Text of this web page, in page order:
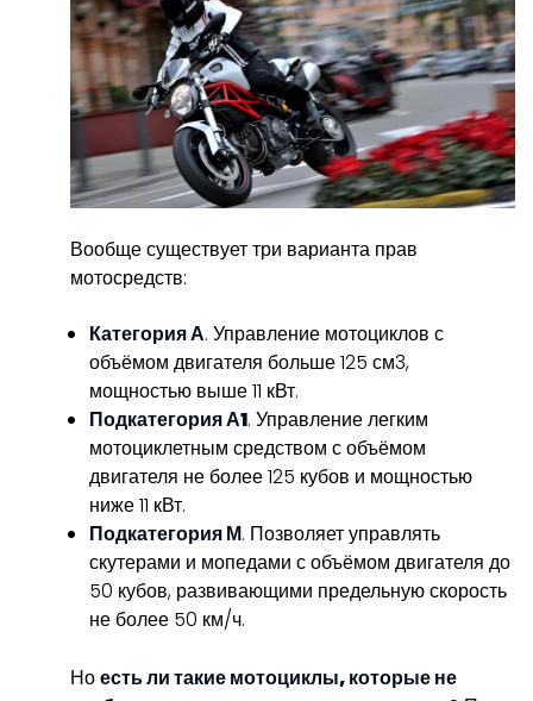
Вообще существует три варианта прав
мотосредств:
Категория А. Управление мотоциклов с
объёмом двигателя больше 125 см3,
мощностью выше 11 кВт.
Подкатегория А1. Управление легким
мотоциклетным средством с объёмом
двигателя не более 125 кубов и мощностью
ниже 11 кВт.
Подкатегория М. Позволяет управлять
скутерами и мопедами с объёмом двигателя до
50 кубов, развивающими предельную скорость
не более 50 км/ч.
Ноесть ли такие мотоциклы, которые не